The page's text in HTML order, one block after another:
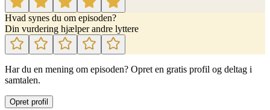
Hvad synes du om episoden?
Din vurdering hjælper andre lyttere
Har du en mening om episoden? Opret en gratis profil og deltag i
samtalen.
Opret profil